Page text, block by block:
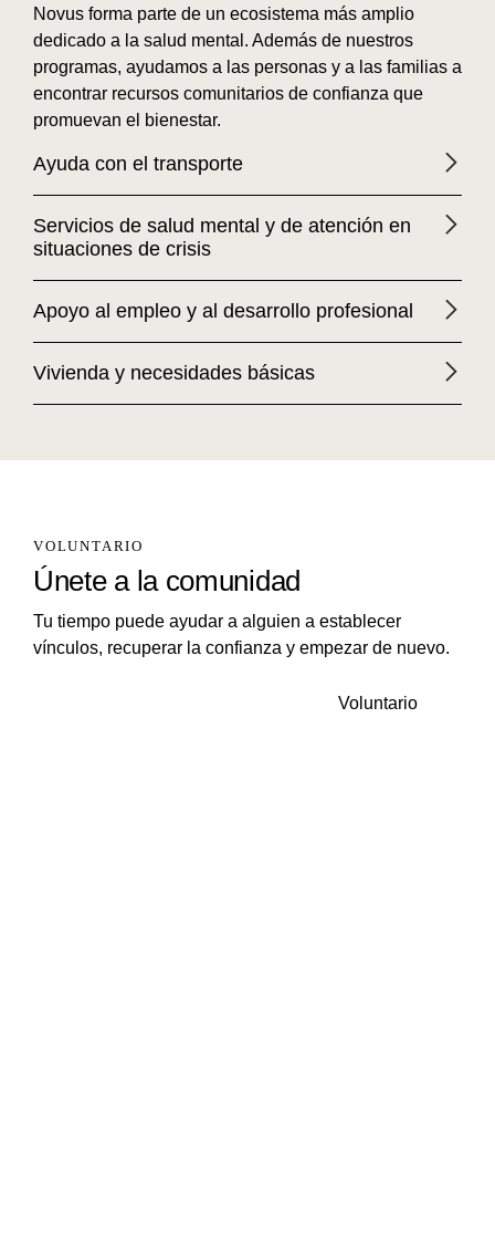
Novus forma parte de un ecosistema más amplio
dedicado a la salud mental. Además de nuestros
programas, ayudamos a las personas y a las familias a
encontrar recursos comunitarios de confianza que
promuevan el bienestar.
Ayuda con el transporte
Servicios de salud mental y de atención en
situaciones de crisis
Apoyo al empleo y al desarrollo profesional
Vivienda y necesidades básicas
VOLUNTARIO
Únete a la comunidad
Tu tiempo puede ayudar a alguien a establecer
vínculos, recuperar la confianza y empezar de nuevo.
Voluntario